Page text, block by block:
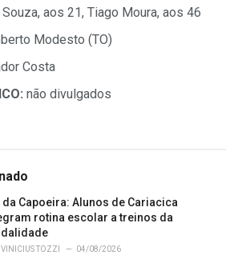
aos 21, Tiago Moura, aos 46
Modesto (TO)
Costa
não divulgados
da Capoeira: Alunos de Cariacica
rotina escolar a treinos da
VINICIUS TOZZI 04/08/2026